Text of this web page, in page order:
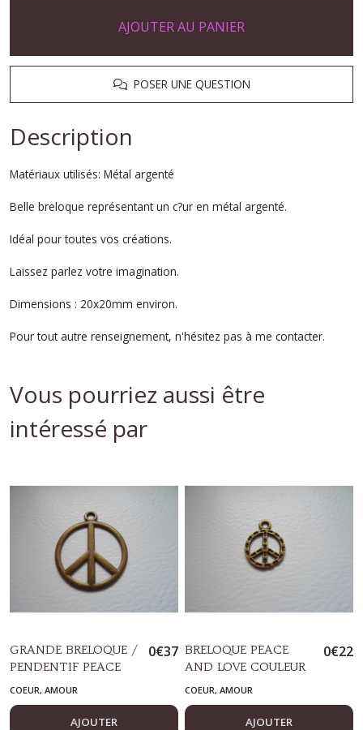
AJOUTER AU PANIER
POSER UNE QUESTION
Description
Matériaux utilisés: Métal argenté
Belle breloque représentant un c?ur en métal argenté.
Idéal pour toutes vos créations.
Laissez parlez votre imagination.
Dimensions : 20x20mm environ.
Pour tout autre renseignement, n'hésitez pas à me contacter.
Vous pourriez aussi être
intéressé par
GRANDE BRELOQUE /
PENDENTIF PEACE
0€37
COEUR, AMOUR
AJOUTER
BRELOQUE PEACE
AND LOVE COULEUR
0€22
COEUR, AMOUR
AJOUTER